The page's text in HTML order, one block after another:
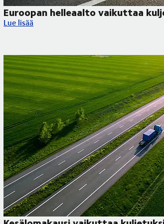
Euroopan helleaalto vaikuttaa
Euroopan helleaalto vaikuttaa kuljetuksiin
Lue lisää